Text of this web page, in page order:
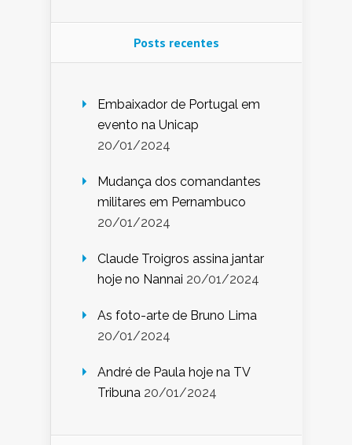
Posts recentes
Embaixador de Portugal em
evento na Unicap
20/01/2024
Mudança dos comandantes
militares em Pernambuco
20/01/2024
Claude Troigros assina jantar
hoje no Nannai 20/01/2024
As foto-arte de Bruno Lima
20/01/2024
André de Paula hoje na TV
Tribuna 20/01/2024